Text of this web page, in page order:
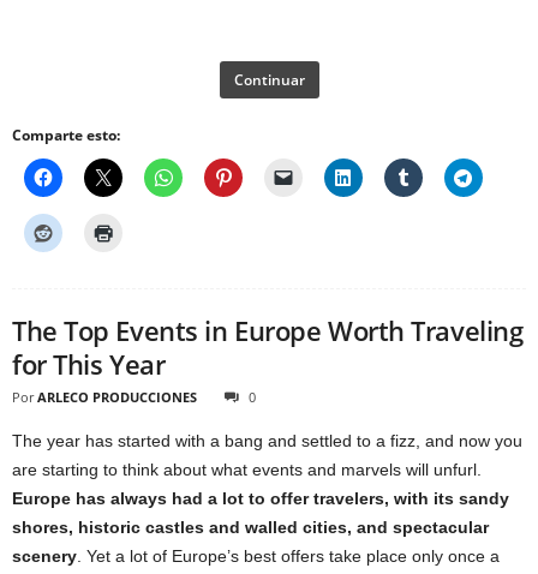
Continuar
Comparte esto:
The Top Events in Europe Worth Traveling
for This Year
Por ARLECO PRODUCCIONES 0
The year has started with a bang and settled to a fizz, and now you
are starting to think about what events and marvels will unfurl.
Europe has always had a lot to offer travelers, with its sandy
shores, historic castles and walled cities, and spectacular
scenery. Yet a lot of Europe’s best offers take place only once a